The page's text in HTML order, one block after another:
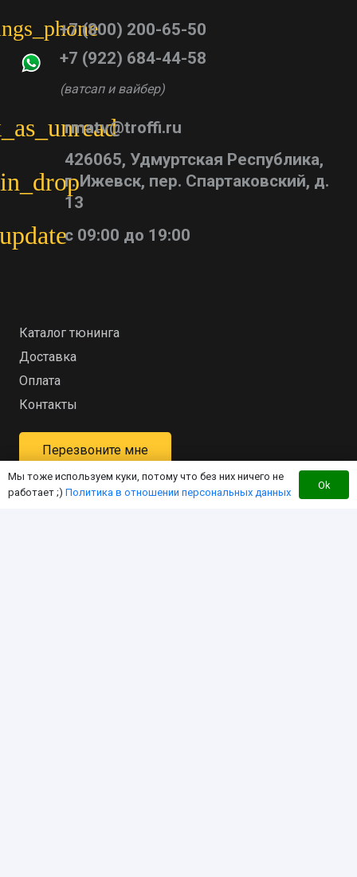
+7 (800) 200-65-50
+7 (922) 684-44-58
(ватсап и вайбер)
rmatv@troffi.ru
426065, Удмуртская Республика,
г. Ижевск, пер. Спартаковский, д.
13
updateс 09:00 до 19:00
Каталог тюнинга
Доставка
Оплата
Контакты
Перезвоните мне
Мы тоже используем куки, потому что без них ничего не
работает ;) Политика в отношении персональных данных
Ok